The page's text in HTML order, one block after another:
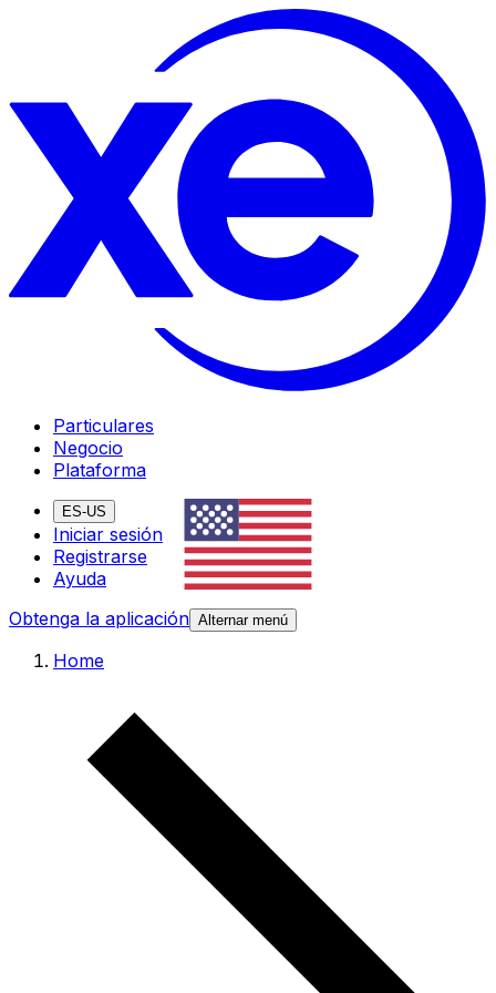
Particulares
Negocio
Plataforma
ES-US
Iniciar sesión
Registrarse
Ayuda
Obtenga la aplicación Alternar menú
Home